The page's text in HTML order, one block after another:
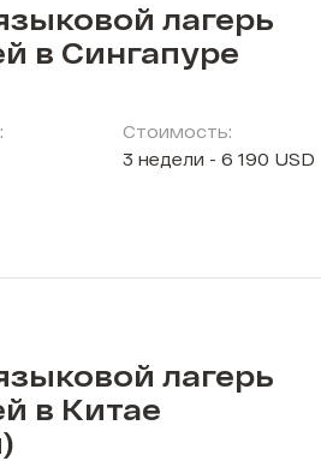
лагерь
в Сингапуре
Стоимость:
3 недели - 6 190 USD
лагерь
в Китае